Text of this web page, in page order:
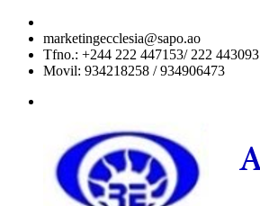
marketingecclesia@sapo.ao
Tfno.: +244 222 447153/ 222 443093
Movil: 934218258 / 934906473